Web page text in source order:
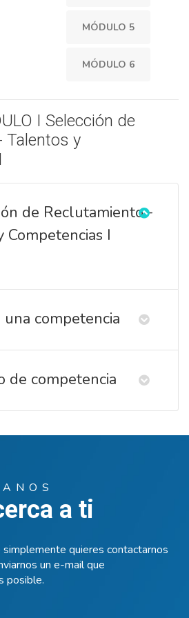
MÓDULO 5
MÓDULO 6
I Selección de
Talentos y
Competencias I
una competencia
de competencia
a ti
quieres contactarnos
un e-mail que
posible.